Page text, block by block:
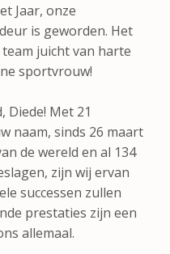
Jaar, onze
is geworden. Het
juicht van harte
sportvrouw!
Diede! Met 21
naam, sinds 26 maart
de wereld en al 134
zijn wij ervan
successen zullen
prestaties zijn een
allemaal.